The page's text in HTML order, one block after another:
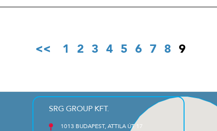
1 2 3 4 5 6 7 8 9
SRG GROUP KFT.
1013 BUDAPEST, ATTILA ÚT 17